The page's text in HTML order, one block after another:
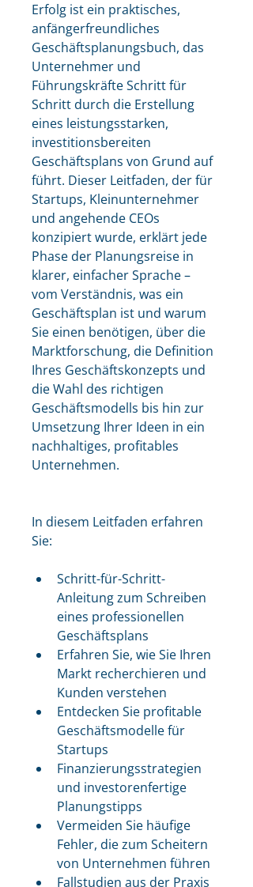
Erfolg ist ein praktisches,
anfängerfreundliches
Geschäftsplanungsbuch, das
Unternehmer und
Führungskräfte Schritt für
Schritt durch die Erstellung
eines leistungsstarken,
investitionsbereiten
Geschäftsplans von Grund auf
führt. Dieser Leitfaden, der für
Startups, Kleinunternehmer
und angehende CEOs
konzipiert wurde, erklärt jede
Phase der Planungsreise in
klarer, einfacher Sprache –
vom Verständnis, was ein
Geschäftsplan ist und warum
Sie einen benötigen, über die
Marktforschung, die Definition
Ihres Geschäftskonzepts und
die Wahl des richtigen
Geschäftsmodells bis hin zur
Umsetzung Ihrer Ideen in ein
nachhaltiges, profitables
Unternehmen.
In diesem Leitfaden erfahren
Sie:
Schritt-für-Schritt-
Anleitung zum Schreiben
eines professionellen
Geschäftsplans
Erfahren Sie, wie Sie Ihren
Markt recherchieren und
Kunden verstehen
Entdecken Sie profitable
Geschäftsmodelle für
Startups
Finanzierungsstrategien
und investorenfertige
Planungstipps
Vermeiden Sie häufige
Fehler, die zum Scheitern
von Unternehmen führen
Fallstudien aus der Praxis